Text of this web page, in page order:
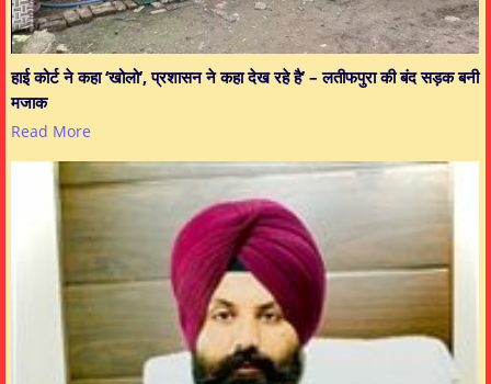
हाई कोर्ट ने कहा ‘खोलो’, प्रशासन ने कहा देख रहे है’ – लतीफपुरा की बंद सड़क बनी
मजाक
Read More